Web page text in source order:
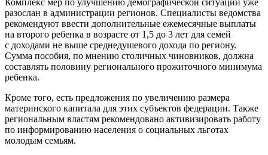
Комплекс мер по улучшению демографической ситуации уже
разослан в администрации регионов. Специалисты ведомства
рекомендуют ввести дополнительные ежемесячные выплаты
на второго ребенка в возрасте от 1,5 до 3 лет для семей
с доходами не выше среднедушевого дохода по региону.
Сумма пособия, по мнению столичных чиновников, должна
составлять половину регионального прожиточного минимума
ребенка.
Кроме того, есть предложения по увеличению размера
материнского капитала для этих субъектов федерации. Также
региональным властям рекомендовано активизировать работу
по информированию населения о социальных льготах
молодым семьям.